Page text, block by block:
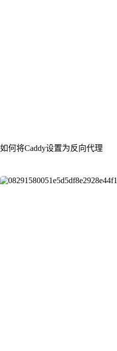
如何将Caddy设置为反向代理